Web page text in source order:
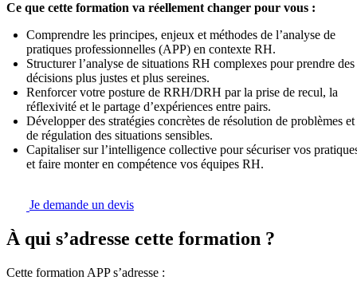
Ce que cette formation va réellement changer pour vous :
Comprendre les principes, enjeux et méthodes de l’analyse de
pratiques professionnelles (APP) en contexte RH.
Structurer l’analyse de situations RH complexes pour prendre des
décisions plus justes et plus sereines.
Renforcer votre posture de RRH/DRH par la prise de recul, la
réflexivité et le partage d’expériences entre pairs.
Développer des stratégies concrètes de résolution de problèmes et
de régulation des situations sensibles.
Capitaliser sur l’intelligence collective pour sécuriser vos
et faire monter en compétence vos équipes RH.
Je demande un devis
À qui s’adresse cette formation ?
Cette formation APP s’adresse :